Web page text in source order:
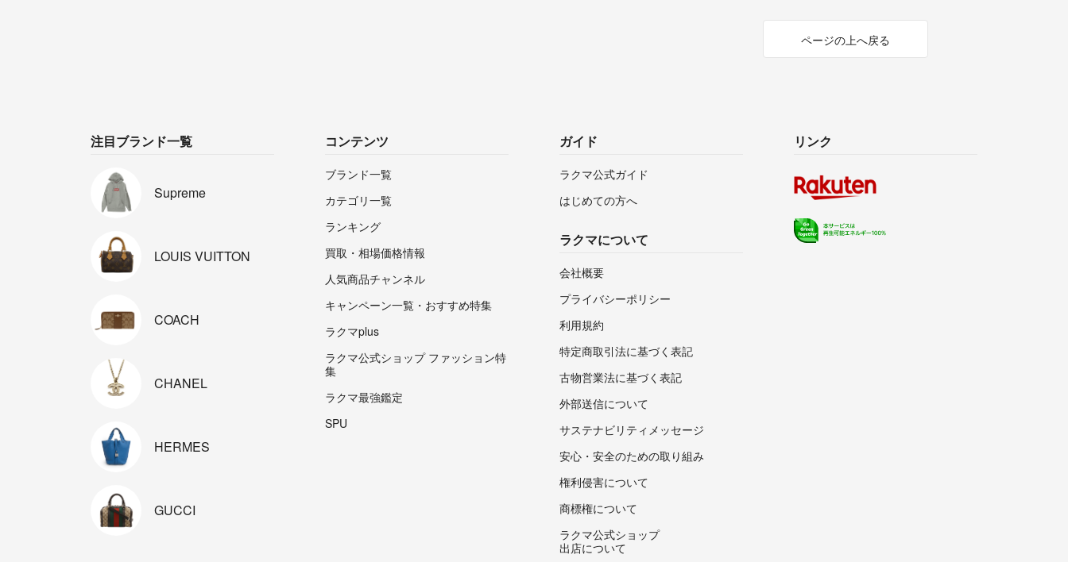
ページの上へ戻る
注目ブランド一覧
Supreme
LOUIS VUITTON
COACH
CHANEL
HERMES
GUCCI
コンテンツ
ブランド一覧
カテゴリ一覧
ランキング
買取・相場価格情報
人気商品チャンネル
キャンペーン一覧・おすすめ特集
ラクマplus
ラクマ公式ショップ ファッション特
集
ラクマ最強鑑定
SPU
ガイド
ラクマ公式ガイド
はじめての方へ
ラクマについて
会社概要
プライバシーポリシー
利用規約
特定商取引法に基づく表記
古物営業法に基づく表記
外部送信について
サステナビリティメッセージ
安心・安全のための取り組み
権利侵害について
商標権について
ラクマ公式ショップ
出店について
リンク